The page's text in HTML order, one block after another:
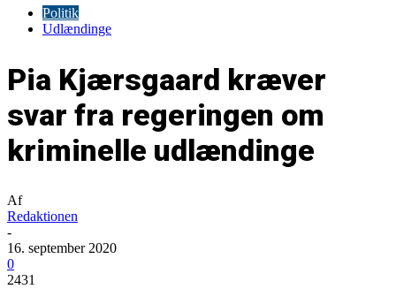
Politik
Udlændinge
Pia Kjærsgaard kræver
svar fra regeringen om
kriminelle udlændinge
Af
Redaktionen
-
16. september 2020
0
2431